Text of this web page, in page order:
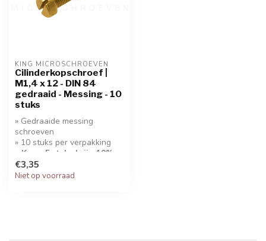
KING MICROSCHROEVEN
Cilinderkopschroef |
M1,4 x 12 - DIN 84
gedraaid - Messing - 10
stuks
» Gedraaide messing
schroeven
» 10 stuks per verpakking
» Koop 5 stuks krijg 10%
korting!
€3,35
Niet op voorraad